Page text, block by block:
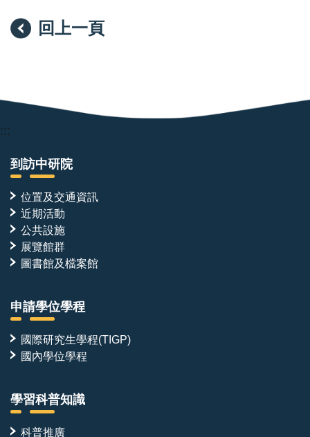
回上一頁
:::
到訪中研院
位置及交通資訊
近期活動
公共設施
展覽館群
圖書館及檔案館
申請學位學程
國際研究生學程(TIGP)
國內學位學程
學習科普知識
科普推廣